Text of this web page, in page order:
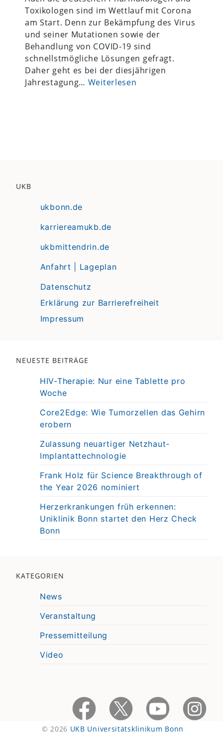
Toxikologen sind im Wettlauf mit Corona
am Start. Denn zur Bekämpfung des Virus
und seiner Mutationen sowie der
Behandlung von COVID-19 sind
schnellstmögliche Lösungen gefragt.
Daher geht es bei der diesjährigen
Jahrestagung… Weiterlesen
UKB
ukbonn.de
karriereamukb.de
ukbmittendrin.de
Anfahrt | Lageplan
Datenschutz
Erklärung zur Barrierefreiheit
Impressum
NEUESTE BEITRÄGE
HIV-Therapie: Nur eine Tablette pro
Woche
Core2Edge: Wie Tumorzellen das Gehirn
erobern
Zulassung neuartiger Netzhaut-
Implantattechnologie
Frank Holz für Science Breakthrough of
the Year 2026 nominiert
Herzerkrankungen früh erkennen:
Uniklinik Bonn startet den Herz Check
Bonn
KATEGORIEN
News
Veranstaltung
Pressemitteilung
Video
© 2026 UKB Universitätsklinikum Bonn